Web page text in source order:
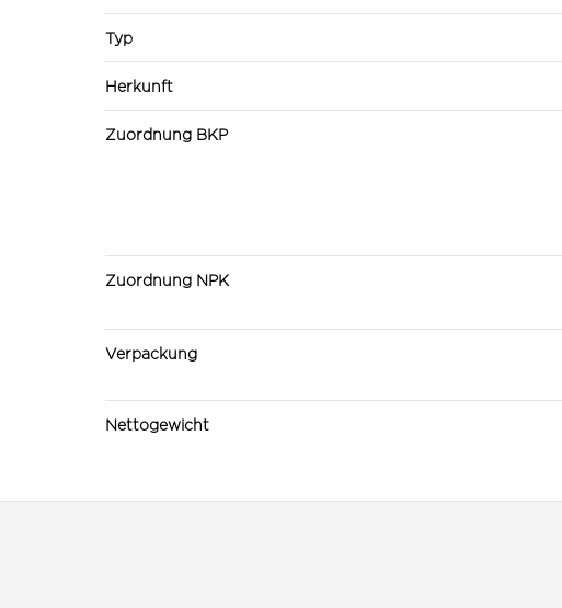
Typ
Herkunft
Zuordnung BKP
Zuordnung NPK
Verpackung
Nettogewicht